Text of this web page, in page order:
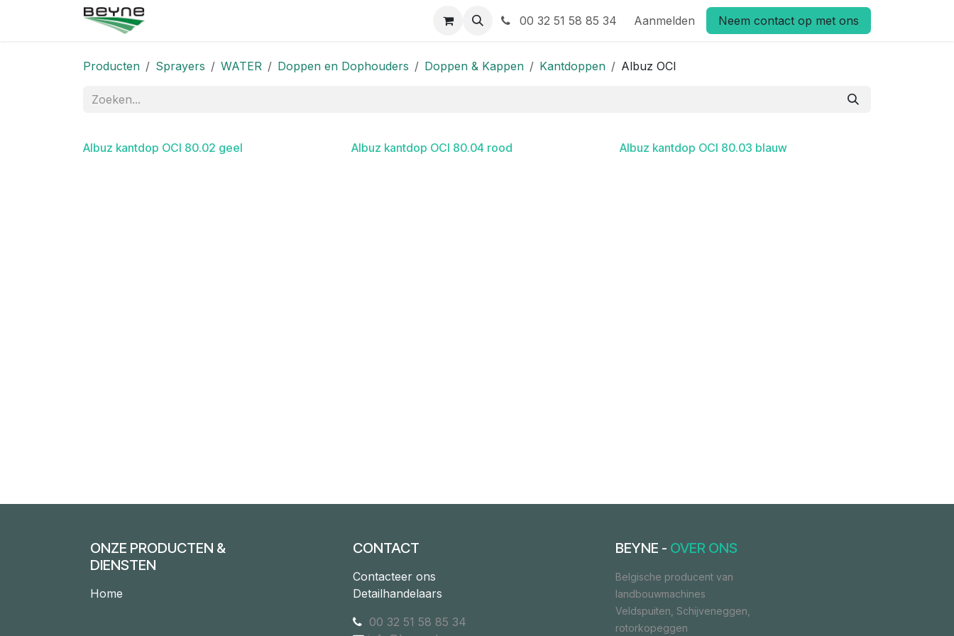
Overslaan naar inhoud
00 32 51 58 85 34 Aanmelden Neem contact op met ons
Producten Sprayers WATER Doppen en Dophouders Doppen & Kappen Kantdoppen Albuz OCI
Albuz kantdop OCI 80.02 geel Albuz kantdop OCI 80.04 rood Albuz kantdop OCI 80.03 blauw
ONZE PRODUCTEN &
DIENSTEN
Home
BEYNE - OVER ONS
Belgische producent van
landbouwmachines
Veldspuiten, Schijveneggen,
rotorkopeggen
CONTACT
Contacteer ons
Detailhandelaars
00 32 51 58 85 34